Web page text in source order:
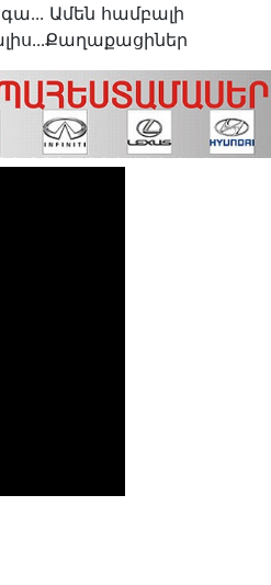
Ամեն համբալի